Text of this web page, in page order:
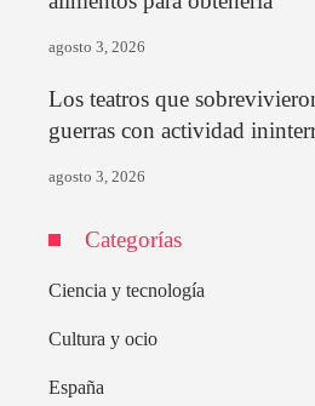
agosto 3, 2026
Los teatros que
guerras con actividad
agosto 3, 2026
Categorías
Ciencia y tecnología
Cultura y ocio
España